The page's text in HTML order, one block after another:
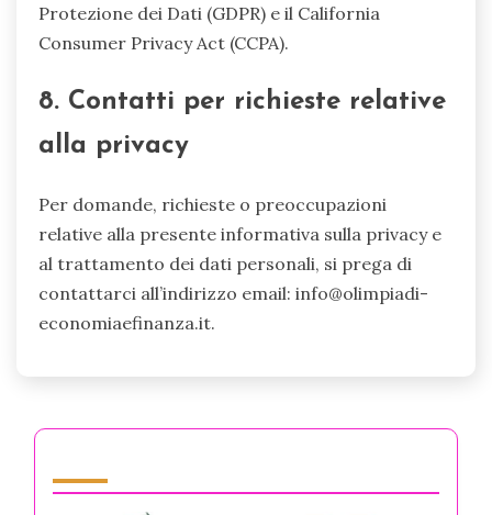
Protezione dei Dati (GDPR) e il California
Consumer Privacy Act (CCPA).
8. Contatti per richieste relative
alla privacy
Per domande, richieste o preoccupazioni
relative alla presente informativa sulla privacy e
al trattamento dei dati personali, si prega di
contattarci all’indirizzo email: info@olimpiadi-
economiaefinanza.it.